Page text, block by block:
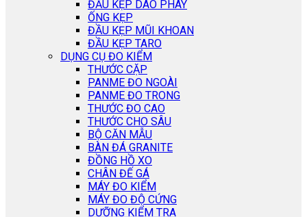
ĐẦU KẸP DAO PHAY
ỐNG KẸP
ĐẦU KẸP MŨI KHOAN
ĐẦU KẸP TARO
DỤNG CỤ ĐO KIỂM
THƯỚC CẶP
PANME ĐO NGOÀI
PANME ĐO TRONG
THƯỚC ĐO CAO
THƯỚC CHO SÂU
BỘ CĂN MẪU
BÀN ĐÁ GRANITE
ĐỒNG HỒ XO
CHÂN ĐẾ GÁ
MÁY ĐO KIỂM
MÁY ĐO ĐỘ CỨNG
DƯỠNG KIỂM TRA